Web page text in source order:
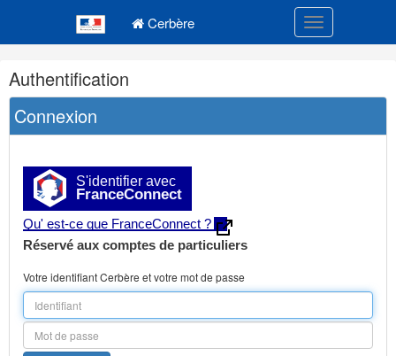
Cerbère Toggle
Navigation
et
outils
annexes
Authentification
Connexion
S'identifier avec
FranceConnect
Qu' est-ce que FranceConnect ?
Réservé aux comptes de particuliers
Votre identifiant Cerbère et votre mot de passe